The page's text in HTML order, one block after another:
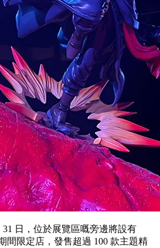
31 日，位於展覽區嘅旁邊將設有
間限定店，發售超過 100 款主題精